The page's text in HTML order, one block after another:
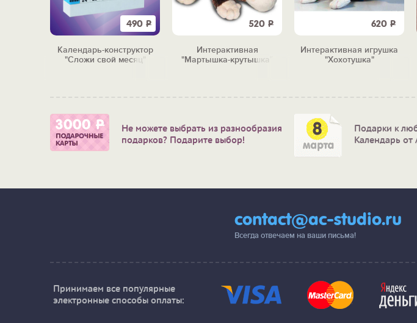
490 Р
Календарь-конструктор
"Сложи свой месяц"
520 Р
Интерактивная
"Мартышка-крутышка"
620 Р
Интерактивная игрушка
"Хохотушка"
Не можете выбрать из разнообразия
подарков? Подарите выбор!
Подарки к
Календарь от
contact@ac-studio.ru
Всегда отвечаем на ваши письма!
Принимаем все популярные
электронные способы оплаты: